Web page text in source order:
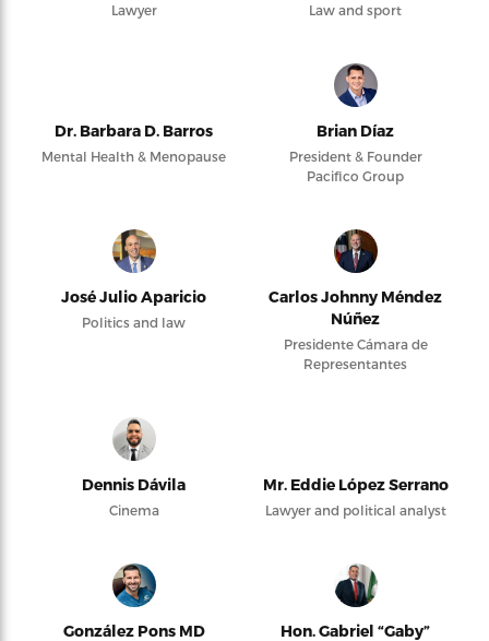
Lawyer Law and sport
Dr. Barbara D. Barros
Mental Health & Menopause
Brian Díaz
President & Founder
Pacifico Group
José Julio Aparicio
Politics and law
Carlos Johnny Méndez
Núñez
Presidente Cámara de
Representantes
Dennis Dávila
Cinema
Mr. Eddie López Serrano
Lawyer and political analyst
González Pons MD
Hon. Gabriel “Gaby”